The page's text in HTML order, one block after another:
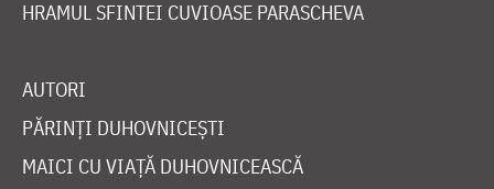
HRAMUL SFINTEI CUVIOASE PARASCHEVA
AUTORI
PĂRINȚI DUHOVNICEȘTI
MAICI CU VIAȚĂ DUHOVNICEASCĂ